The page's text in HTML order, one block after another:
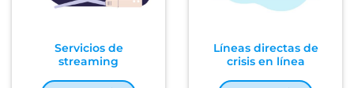
Servicios de
streaming
Líneas directas de
crisis en línea